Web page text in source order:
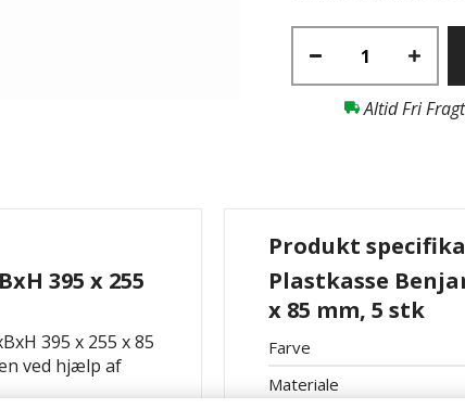
Altid Fri Fragt
395 x 255
395 x 255 x 85
ved hjælp af
Produkt
Plastkasse
x 85 mm, 5 stk
Farve
Materiale